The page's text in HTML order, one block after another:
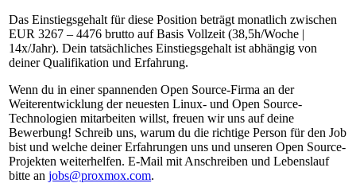
Das Einstiegsgehalt für diese Position beträgt monatlich zwischen
EUR 3267 – 4476 brutto auf Basis Vollzeit (38,5h/Woche |
14x/Jahr). Dein tatsächliches Einstiegsgehalt ist abhängig von
deiner Qualifikation und Erfahrung.
Wenn du in einer spannenden Open Source-Firma an der
Weiterentwicklung der neuesten Linux- und Open Source-
Technologien mitarbeiten willst, freuen wir uns auf deine
Bewerbung! Schreib uns, warum du die richtige Person für den Job
bist und welche deiner Erfahrungen uns und unseren Open Source-
Projekten weiterhelfen. E-Mail mit Anschreiben und Lebenslauf
bitte anjobs@proxmox.com.